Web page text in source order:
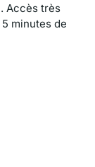
Accès très
minutes de